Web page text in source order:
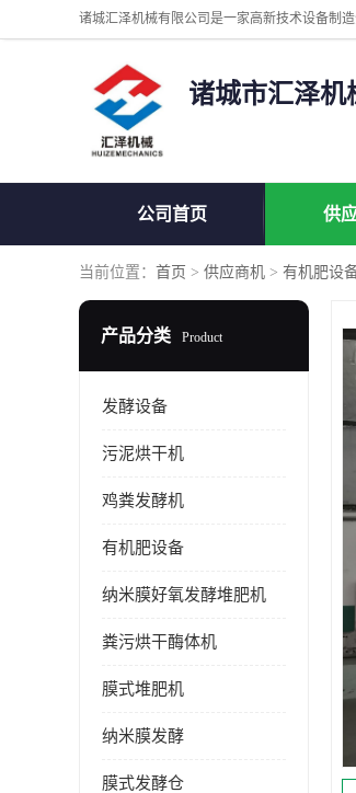
诸城市汇泽机
公司首页 供
当前位置： 首页 > 供应商机 > 有机肥设
产品分类 Product
发酵设备
污泥烘干机
鸡粪发酵机
有机肥设备
纳米膜好氧发酵堆肥机
粪污烘干酶体机
膜式堆肥机
纳米膜发酵
膜式发酵仓